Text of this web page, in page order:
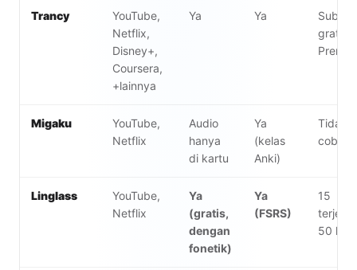
Trancy
YouTube,
Netflix,
Disney+,
Coursera,
+lainnya
Ya Ya
gratis;
Migaku
YouTube,
Netflix
Audio
hanya
di kartu
Ya
(kelas
Anki)
Tidak
coba
Linglass
YouTube,
Netflix
Ya
(gratis,
dengan
fonetik)
Ya
(FSRS)
15
50